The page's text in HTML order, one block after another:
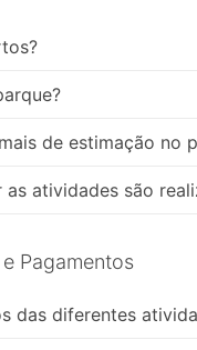
de estimação no
atividades são
Pagamentos
das diferentes